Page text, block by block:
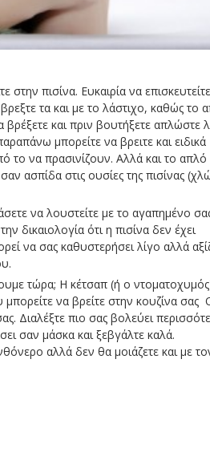
πισίνα. Ευκαιρία να
τα και με το λάστιχο, καθώς το
και πριν βουτήξετε απλώστε
μπορείτε να βρειτε και ειδικά
το να πρασινίζουν. Αλλά και το απλό
ασπίδα στις ουσίες της πισίνας
να λουστείτε με το αγαπημένο
δικαιολογία ότι η πισίνα δεν έχει
να σας καθυστερήσει λίγο αλλά
τώρα; Η κέτσαπ (ή ο
να βρείτε στην κουζίνα σας
Διαλέξτε πιο σας βολεύει
σαν μάσκα και ξεβγάλτε καλά.
αλλά δεν θα μοιάζετε και με